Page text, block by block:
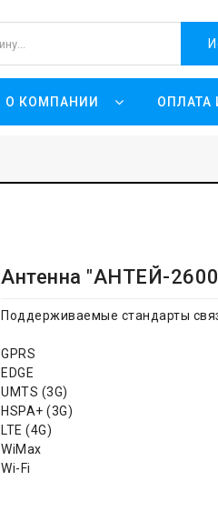
О КОМПАНИИ ОПЛАТА
Антенна "АНТЕЙ-
Поддерживаемые стандарты
GPRS
EDGE
UMTS (3G)
HSPA+ (3G)
LTE (4G)
WiMax
Wi-Fi